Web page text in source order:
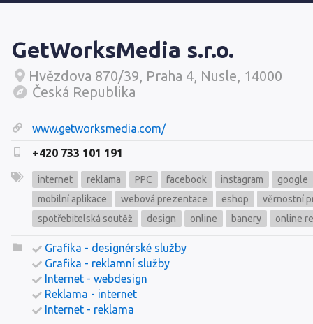
GetWorksMedia s.r.o.
Hvězdova 870/39, Praha 4, Nusle, 14000
Česká Republika
www.getworksmedia.com/
+420 733 101 191
internet reklama PPC facebook instagram
google
mobilní aplikace
webová prezentace eshop
věrnostní
spotřebitelská soutěž
design online banery online
Grafika - designérské služby
Grafika - reklamní služby
Internet - webdesign
Reklama - internet
Internet - reklama